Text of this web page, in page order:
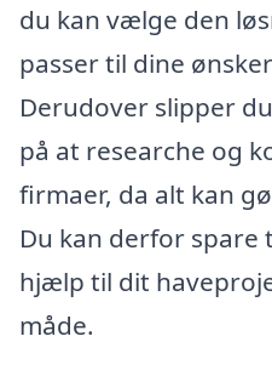
du kan vælge den
passer til dine
Derudover slipper
på at researche og
firmaer, da alt kan
Du kan derfor spare
hjælp til dit
måde.